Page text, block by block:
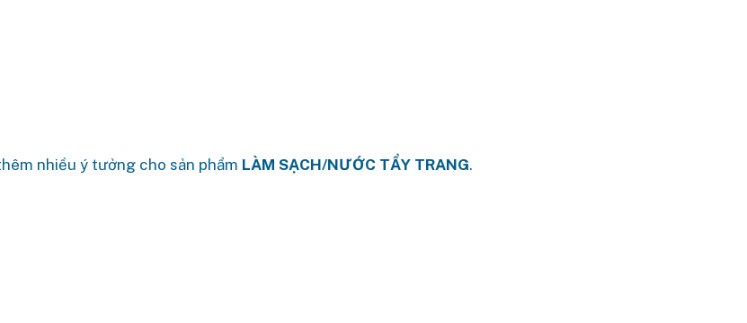
nhiều ý tưởng cho sản phẩm LÀM SẠCH/NƯỚC TẨY TRANG.